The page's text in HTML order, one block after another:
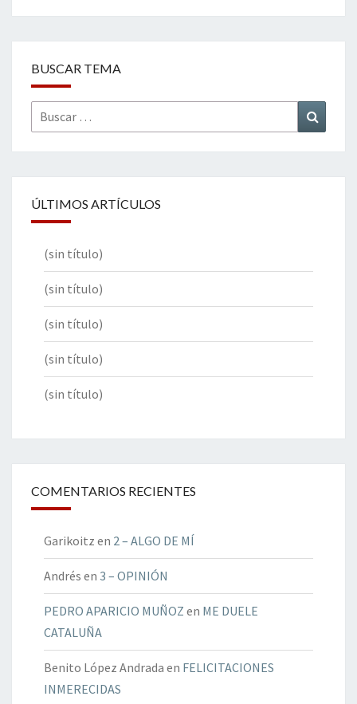
BUSCAR TEMA
Buscar
por:
ÚLTIMOS ARTÍCULOS
(sin título)
(sin título)
(sin título)
(sin título)
(sin título)
COMENTARIOS RECIENTES
Garikoitz en 2 – ALGO DE MÍ
Andrés en 3 – OPINIÓN
PEDRO APARICIO MUÑOZ en ME DUELE
CATALUÑA
Benito López Andrada en FELICITACIONES
INMERECIDAS